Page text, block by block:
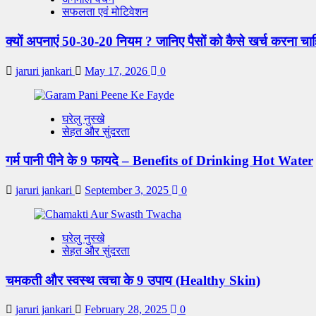
सफलता एवं मोटिवेशन
क्यों अपनाएं 50-30-20 नियम ? जानिए पैसों को कैसे खर्च करना
jaruri jankari May 17, 2026 0
घरेलु नुस्खे
सेहत और सुंदरता
गर्म पानी पीने के 9 फायदे – Benefits of Drinking Hot Water
jaruri jankari September 3, 2025 0
घरेलु नुस्खे
सेहत और सुंदरता
चमकती और स्वस्थ त्वचा के 9 उपाय (Healthy Skin)
jaruri jankari February 28, 2025 0